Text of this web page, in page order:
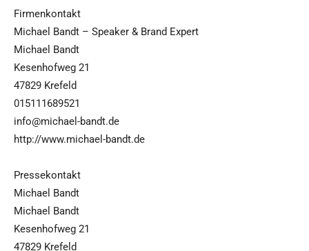
Firmenkontakt
Michael Bandt – Speaker & Brand Expert
Michael Bandt
Kesenhofweg 21
47829 Krefeld
015111689521
info@michael-bandt.de
http://www.michael-bandt.de
Pressekontakt
Michael Bandt
Michael Bandt
Kesenhofweg 21
47829 Krefeld